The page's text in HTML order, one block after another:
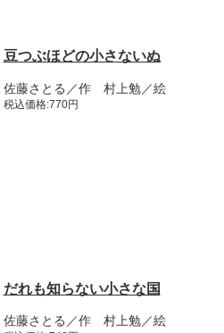
豆つぶほどの小さないぬ
佐藤さとる／作 村上勉／絵
税込価格:770円
だれも知らない小さな国
佐藤さとる／作 村上勉／絵